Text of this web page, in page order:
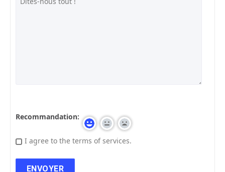
Recommandation:
I agree to the terms of services.